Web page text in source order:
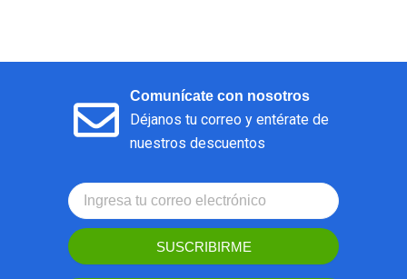
Comunícate con nosotros
Déjanos tu correo y entérate de
nuestros descuentos
SUSCRIBIRME